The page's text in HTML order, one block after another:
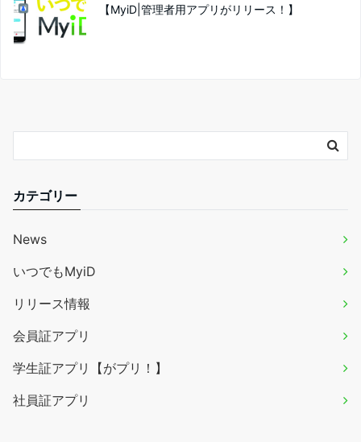
【MyiD|管理者用アプリがリリース！】
カテゴリー
News
いつでもMyiD
リリース情報
会員証アプリ
学生証アプリ【がプリ！】
社員証アプリ